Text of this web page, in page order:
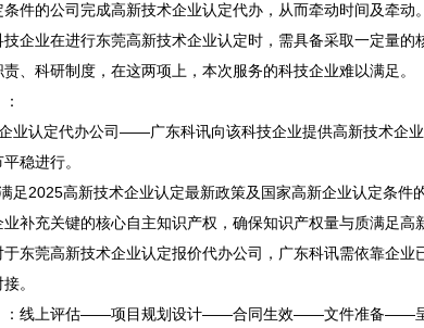
件的公司完成高新技术企业认定代办，从而牵动时间及牵动。
技企业在进行东莞高新技术企业认定时，需具备采取一定量
、科研制度，在这两项上，本次服务的科技企业难以满足。
业认定代办公司——广东科讯向该科技企业提供高新技术企
稳进行。
足2025高新技术企业认定最新政策及国家高新企业认定条
补充关键的核心自主知识产权，确保知识产权量与质满足高
于东莞高新技术企业认定报价代办公司，广东科讯需依靠企
。
】：线上评估——项目规划设计——合同生效——文件准备——